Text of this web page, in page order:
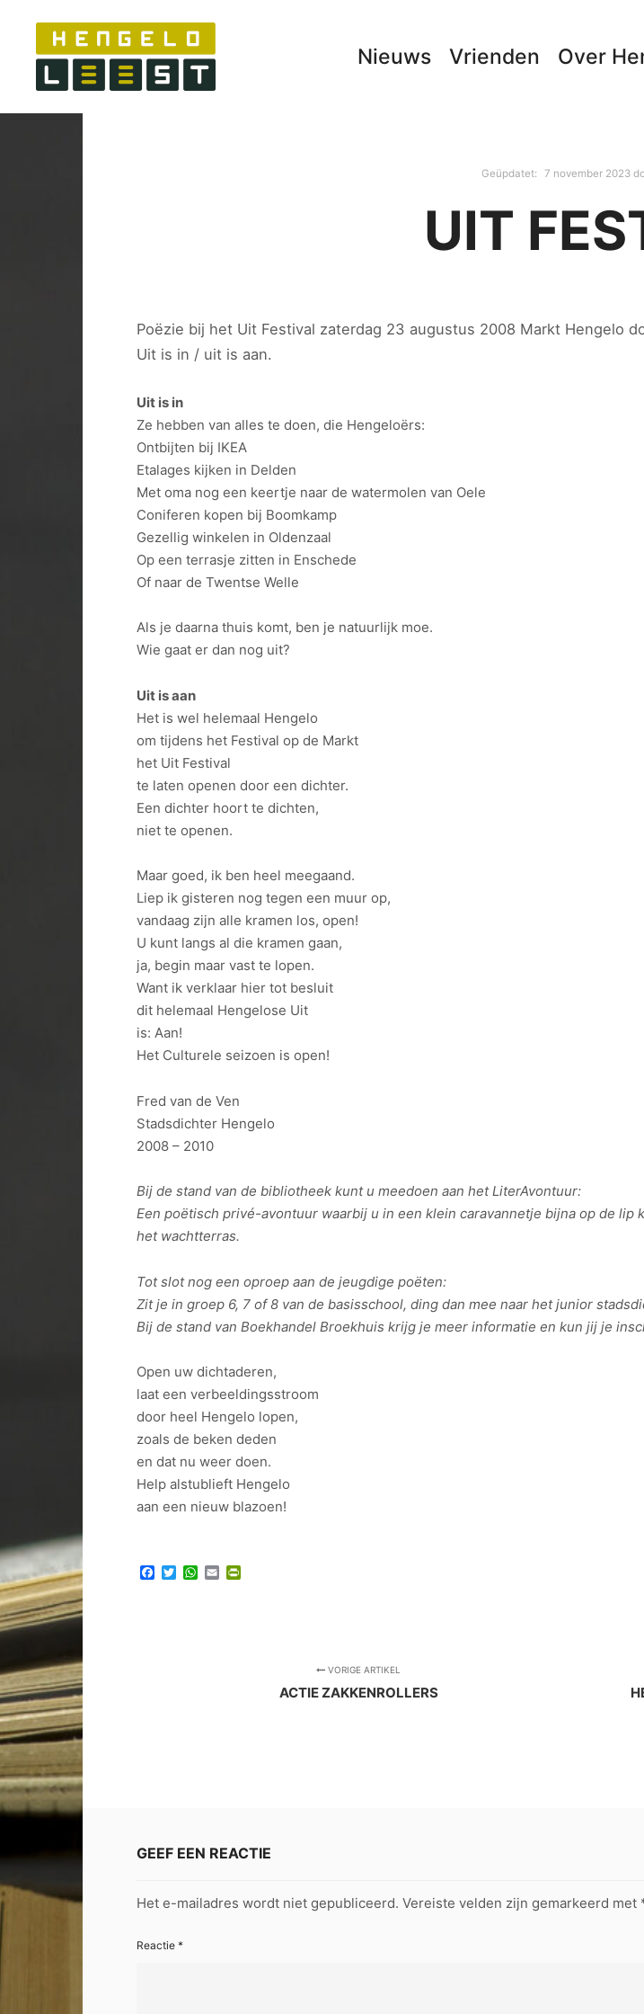
Nieuws Vrienden Over
Geüpdatet: 7 november 2023
UIT
Poëzie bij het Uit Festival zaterdag 23 augustus 2008 Markt Hengelo
Uit is in / uit is aan.
Uit is in
Ze hebben van alles te doen, die Hengeloërs:
Ontbijten bij IKEA
Etalages kijken in Delden
Met oma nog een keertje naar de watermolen van Oele
Coniferen kopen bij Boomkamp
Gezellig winkelen in Oldenzaal
Op een terrasje zitten in Enschede
Of naar de Twentse Welle
Als je daarna thuis komt, ben je natuurlijk moe.
Wie gaat er dan nog uit?
Uit is aan
Het is wel helemaal Hengelo
om tijdens het Festival op de Markt
het Uit Festival
te laten openen door een dichter.
Een dichter hoort te dichten,
niet te openen.
Maar goed, ik ben heel meegaand.
Liep ik gisteren nog tegen een muur op,
vandaag zijn alle kramen los, open!
U kunt langs al die kramen gaan,
ja, begin maar vast te lopen.
Want ik verklaar hier tot besluit
dit helemaal Hengelose Uit
is: Aan!
Het Culturele seizoen is open!
Fred van de Ven
Stadsdichter Hengelo
2008 – 2010
Bij de stand van de bibliotheek kunt u meedoen aan het LiterAvontuur:
Een poëtisch privé-avontuur waarbij u in een klein caravannetje bijna op de lip
het wachtterras.
Tot slot nog een oproep aan de jeugdige poëten:
Zit je in groep 6, 7 of 8 van de basisschool, ding dan mee naar het junior
Bij de stand van Boekhandel Broekhuis krijg je meer informatie en kun jij je
Open uw dichtaderen,
laat een verbeeldingsstroom
door heel Hengelo lopen,
zoals de beken deden
en dat nu weer doen.
Help alstublieft Hengelo
aan een nieuw blazoen!
Facebook
TwitterWhatsApp
Email
VORIGE ARTIKEL
ACTIE ZAKKENROLLERS
GEEF EEN REACTIE
Het e-mailadres wordt niet gepubliceerd. Vereiste velden zijn gemarkeerd met
Reactie *